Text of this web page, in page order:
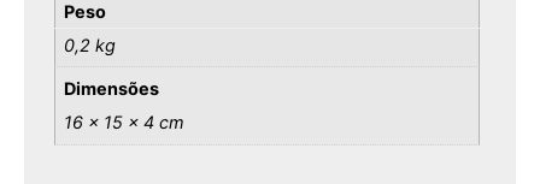
Peso
0,2 kg
Dimensões
16 × 15 × 4 cm